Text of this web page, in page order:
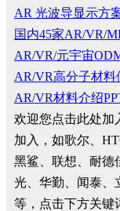
AR 光波导显示方
国内45家AR/VR/
AR/VR/元宇宙
AR/VR高分子材料
AR/VR材料介绍
欢迎您点击此处加
加入，如歌尔、
黑鲨、联想、耐德
光、华勤、闻泰、
等，点击下方关键